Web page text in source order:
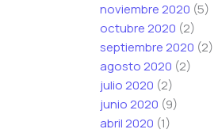
noviembre 2020 (5)
octubre 2020 (2)
septiembre 2020 (2)
agosto 2020 (2)
julio 2020 (2)
junio 2020 (9)
abril 2020 (1)